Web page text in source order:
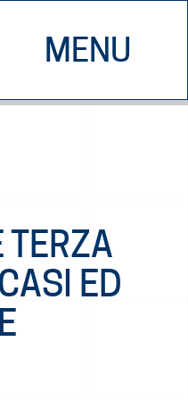
MENU
CHI SIAMO
TERZA
ED